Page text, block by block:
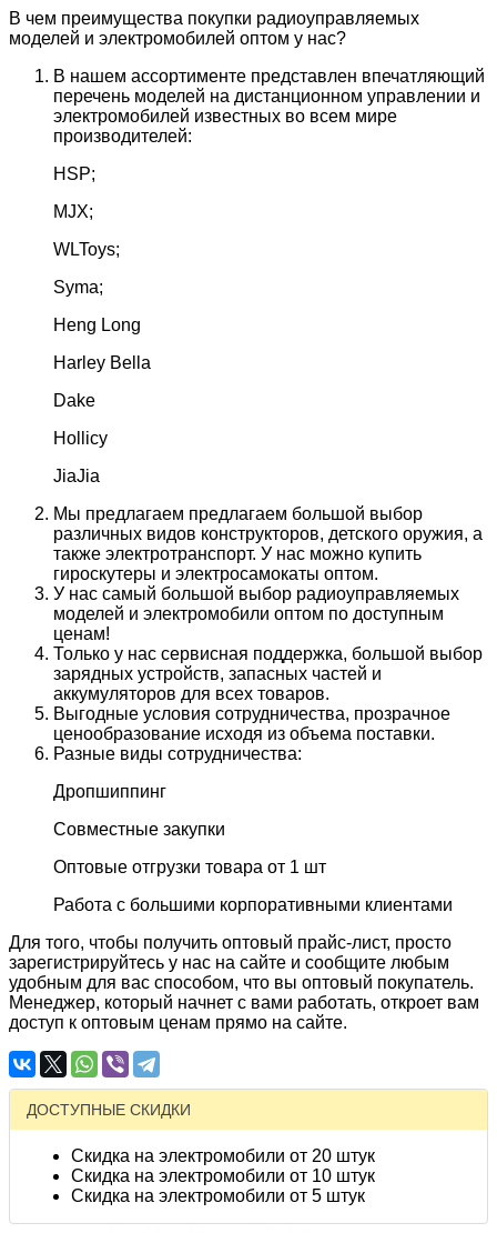
В чем преимущества покупки радиоуправляемых
моделей и электромобилей оптом у нас?
В нашем ассортименте представлен впечатляющий
перечень моделей на дистанционном управлении и
электромобилей известных во всем мире
производителей:
HSP;
MJX;
WLToys;
Syma;
Heng Long
Harley Bella
Dake
Hollicy
JiaJia
Мы предлагаем предлагаем большой выбор
различных видов конструкторов, детского оружия, а
также электротранспорт. У нас можно купить
гироскутеры и электросамокаты оптом.
У нас самый большой выбор радиоуправляемых
моделей и электромобили оптом по доступным
ценам!
Только у нас сервисная поддержка, большой выбор
зарядных устройств, запасных частей и
аккумуляторов для всех товаров.
Выгодные условия сотрудничества, прозрачное
ценообразование исходя из объема поставки.
Разные виды сотрудничества:
Дропшиппинг
Совместные закупки
Оптовые отгрузки товара от 1 шт
Работа с большими корпоративными клиентами
Для того, чтобы получить оптовый прайс-лист, просто
зарегистрируйтесь у нас на сайте и сообщите любым
удобным для вас способом, что вы оптовый покупатель.
Менеджер, который начнет с вами работать, откроет вам
доступ к оптовым ценам прямо на сайте.
ДОСТУПНЫЕ СКИДКИ
Скидка на электромобили от 20 штук
Скидка на электромобили от 10 штук
Скидка на электромобили от 5 штук